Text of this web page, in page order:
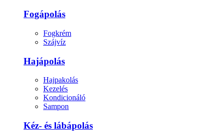
Fogápolás
Fogkrém
Szájvíz
Hajápolás
Hajpakolás
Kezelés
Kondicionáló
Sampon
Kéz- és lábápolás